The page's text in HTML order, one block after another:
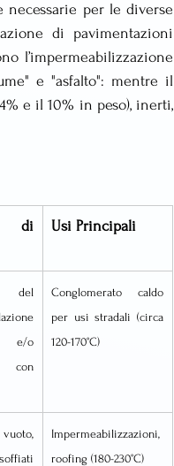
per le diverse
di pavimentazioni
l’impermeabilizzazione
e "asfalto": mentre il
e il 10% in peso), inerti,
di
Usi Principali
del
e/o
con
Conglomerato caldo
per usi stradali (circa
120-170°C)
Impermeabilizzazioni,
roofing (180-230°C)